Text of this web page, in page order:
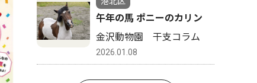
午年の馬 ポニーのカリン
金沢動物園 干支コラム
2026.01.08